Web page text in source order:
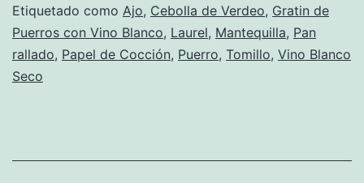
Puerros
con
Vino
Etiquetado como Ajo, Cebolla de Verdeo, Gratin de
Puerros con Vino Blanco, Laurel, Mantequilla, Pan
rallado, Papel de Cocción, Puerro, Tomillo, Vino Blanco
Seco